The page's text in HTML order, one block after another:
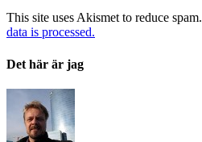
This site uses Akismet to reduce spam.
data is processed.
Det här är jag